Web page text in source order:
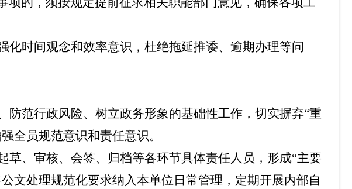
化时间观念和效率意识，杜绝拖延推诿、逾期办理等问
防范行政风险、树立政务形象的基础性工作，切实摒弃“重
全员规范意识和责任意识。
草、审核、会签、归档等各环节具体责任人员，形成“主要
文处理规范化要求纳入本单位日常管理，定期开展内部自